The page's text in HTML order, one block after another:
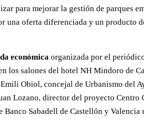
para mejorar la gestión de parques
una oferta diferenciada y un producto
económica organizada por el
los salones del hotel NH Mindoro
Obiol, concejal de Urbanismo del
Lozano, director del proyecto
Sabadell de Castellón y